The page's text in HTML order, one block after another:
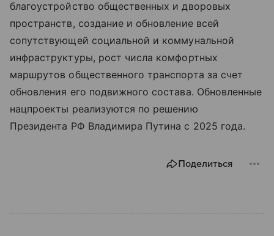
благоустройство общественных и дворовых
пространств, создание и обновление всей
сопутствующей социальной и коммунальной
инфраструктуры, рост числа комфортных
маршрутов общественного транспорта за счет
обновления его подвижного состава. Обновленные
нацпроекты реализуются по решению
Президента РФ Владимира Путина с 2025 года.
Поделиться